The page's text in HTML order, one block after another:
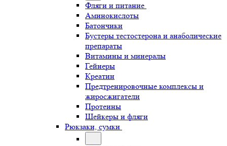
Фляги и питание
Аминокислоты
Батончики
Бустеры тестостерона и анаболические
препараты
Витамины и минералы
Гейнеры
Креатин
Предтренировочные комплексы и
жиросжигатели
Протеины
Шейкеры и фляги
Рюкзаки, сумки